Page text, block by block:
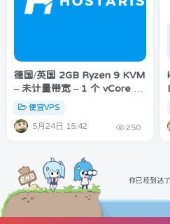
德国/英国 2GB Ryzen 9 KVM
– 未计量带宽 – 1 个 vCore –
镑/月
便宜VPS
5月24日 15:42 250
你已经到达